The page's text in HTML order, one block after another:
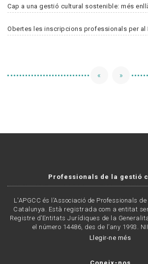
Cap a una gestió cultural sostenible: més
Obertes les inscripcions professionals per al
« »
Professionals de la gestió
L'APGCC és l’Associació de Professionals
Catalunya. Està registrada com a entitat
Registre d’Entitats Jurídiques de la
el número 14486, des de l’any 1993.
Llegir-ne més
Coneix-nos